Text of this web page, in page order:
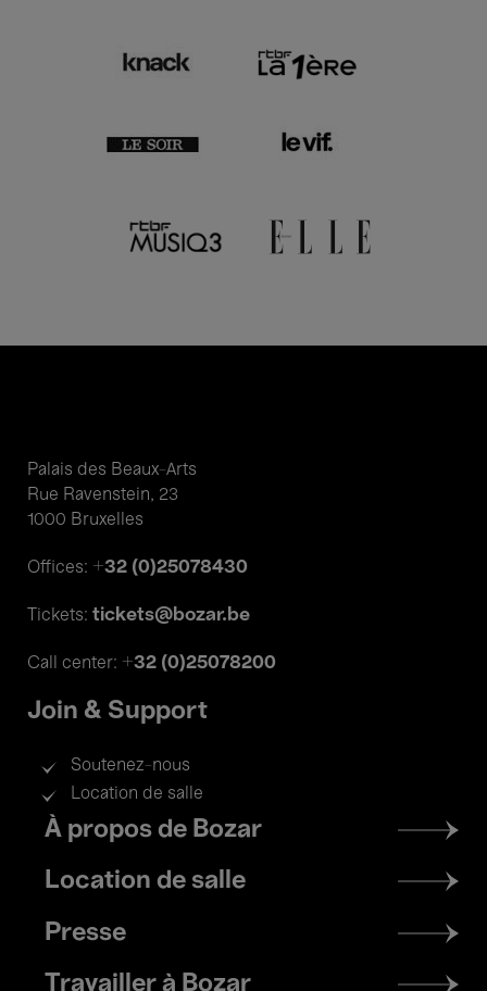
Palais des Beaux-Arts
Rue Ravenstein, 23
1000 Bruxelles
Offices: +32 (0)25078430
Tickets: tickets@bozar.be
Call center: +32 (0)25078200
Join & Support
Soutenez-nous
Location de salle
Footer
menu
À propos de Bozar
Location de salle
Presse
Travailler à Bozar